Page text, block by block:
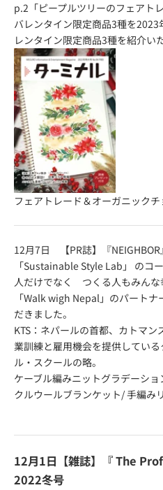
p.2「ピープルツリーのフェアト
バレンタイン限定商品3種を
レンタイン限定商品3種を紹介い
フェアトレード＆オーガニックチ
12月7日 【PR誌】『NEIGHBOR
「Sustainable Style Lab」 のコ
人だけでなく つくる人もみんな
「Walk wigh Nepal」のパート
だきました。
KTS ：ネパールの首都、カトマ
業訓練と雇用機会を提供してい
ル・スクールの略。
ケーブル編みニットグラデーシ
クルウールブランケット/手編み
12月1日【雑誌】『The
2022冬号